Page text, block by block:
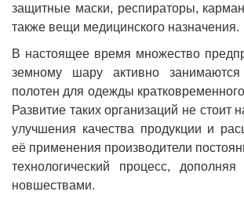
защитные маски, респираторы,
также вещи медицинского назначения.
В настоящее время множество
земному шару активно занимаются
полотен для одежды
Развитие таких организаций не стоит
улучшения качества продукции и
её применения производители
технологический процесс,
новшествами.